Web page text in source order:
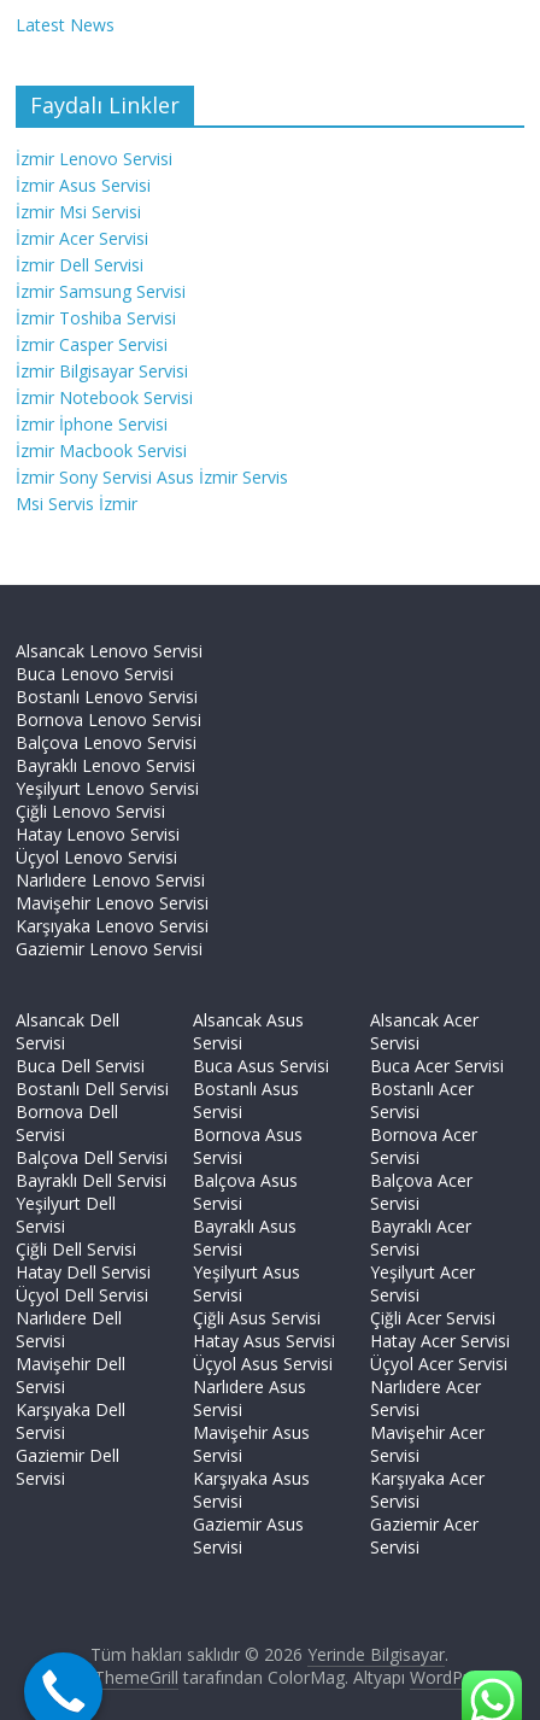
Latest News
Faydalı Linkler
İzmir Lenovo Servisi
İzmir Asus Servisi
İzmir Msi Servisi
İzmir Acer Servisi
İzmir Dell Servisi
İzmir Samsung Servisi
İzmir Toshiba Servisi
İzmir Casper Servisi
İzmir Bilgisayar Servisi
İzmir Notebook Servisi
İzmir İphone Servisi
İzmir Macbook Servisi
İzmir Sony ServisiAsus İzmir Servis
Msi Servis İzmir
Alsancak Lenovo Servisi
Buca Lenovo Servisi
Bostanlı Lenovo Servisi
Bornova Lenovo Servisi
Balçova Lenovo Servisi
Bayraklı Lenovo Servisi
Yeşilyurt Lenovo Servisi
Çiğli Lenovo Servisi
Hatay Lenovo Servisi
Üçyol Lenovo Servisi
Narlıdere Lenovo Servisi
Mavişehir Lenovo Servisi
Karşıyaka Lenovo Servisi
Gaziemir Lenovo Servisi
Alsancak Dell
Servisi
Buca Dell Servisi
Bostanlı Dell Servisi
Bornova Dell
Servisi
Balçova Dell Servisi
Bayraklı Dell Servisi
Yeşilyurt Dell
Servisi
Çiğli Dell Servisi
Hatay Dell Servisi
Üçyol Dell Servisi
Narlıdere Dell
Servisi
Mavişehir Dell
Servisi
Karşıyaka Dell
Servisi
Gaziemir Dell
Servisi
Alsancak Asus
Servisi
Buca Asus Servisi
Bostanlı Asus
Servisi
Bornova Asus
Servisi
Balçova Asus
Servisi
Bayraklı Asus
Servisi
Yeşilyurt Asus
Servisi
Çiğli Asus Servisi
Hatay Asus Servisi
Üçyol Asus Servisi
Narlıdere Asus
Servisi
Mavişehir Asus
Servisi
Karşıyaka Asus
Servisi
Gaziemir Asus
Servisi
Alsancak Acer
Servisi
Buca Acer Servisi
Bostanlı Acer
Servisi
Bornova Acer
Servisi
Balçova Acer
Servisi
Bayraklı Acer
Servisi
Yeşilyurt Acer
Servisi
Çiğli Acer Servisi
Hatay Acer Servisi
Üçyol Acer Servisi
Narlıdere Acer
Servisi
Mavişehir Acer
Servisi
Karşıyaka Acer
Servisi
Gaziemir Acer
Servisi
Tüm hakları saklıdır © 2026Yerinde Bilgisayar.
Tema:ThemeGrill tarafından ColorMag. AltyapıWordPress.